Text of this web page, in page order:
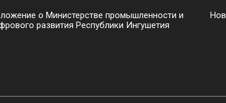
о Министерстве промышленности и
развития Республики Ингушетия